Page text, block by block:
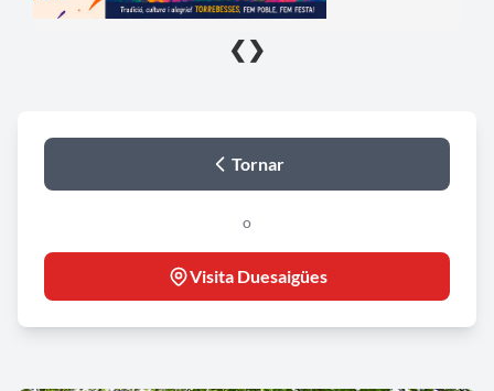
❮ ❯
Tornar
o
Visita Duesaigües